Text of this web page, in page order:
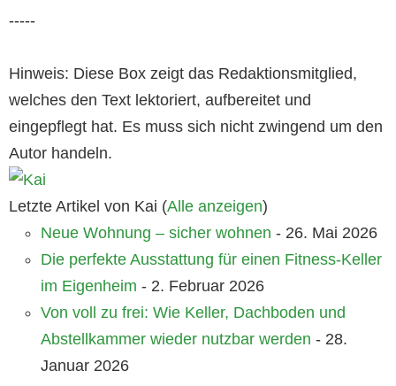
-----
Hinweis: Diese Box zeigt das Redaktionsmitglied,
welches den Text lektoriert, aufbereitet und
eingepflegt hat. Es muss sich nicht zwingend um den
Autor handeln.
Letzte Artikel von Kai (Alle anzeigen)
Neue Wohnung – sicher wohnen - 26. Mai 2026
Die perfekte Ausstattung für einen Fitness-Keller
im Eigenheim - 2. Februar 2026
Von voll zu frei: Wie Keller, Dachboden und
Abstellkammer wieder nutzbar werden - 28.
Januar 2026